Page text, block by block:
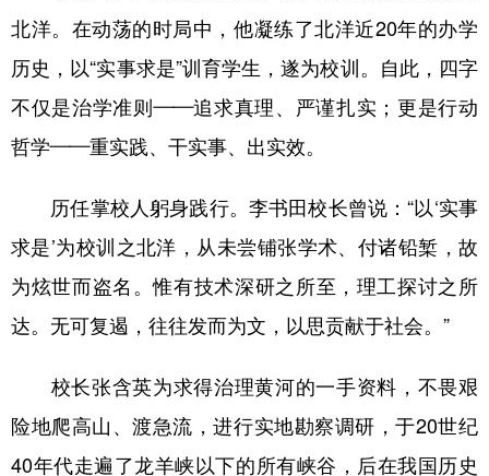
北洋。在动荡的时局中，他凝练了北洋近20年的办学
历史，以“实事求是”训育学生，遂为校训。自此，四字
不仅是治学准则——追求真理、严谨扎实；更是行动
哲学——重实践、干实事、出实效。
历任掌校人躬身践行。李书田校长曾说：“以‘实事
求是’为校训之北洋，从未尝铺张学术、付诸铅椠，故
为炫世而盗名。惟有技术深研之所至，理工探讨之所
达。无可复遏，往往发而为文，以思贡献于社会。”
校长张含英为求得治理黄河的一手资料，不畏艰
险地爬高山、渡急流，进行实地勘察调研，于20世纪
40年代走遍了龙羊峡以下的所有峡谷，后在我国历史